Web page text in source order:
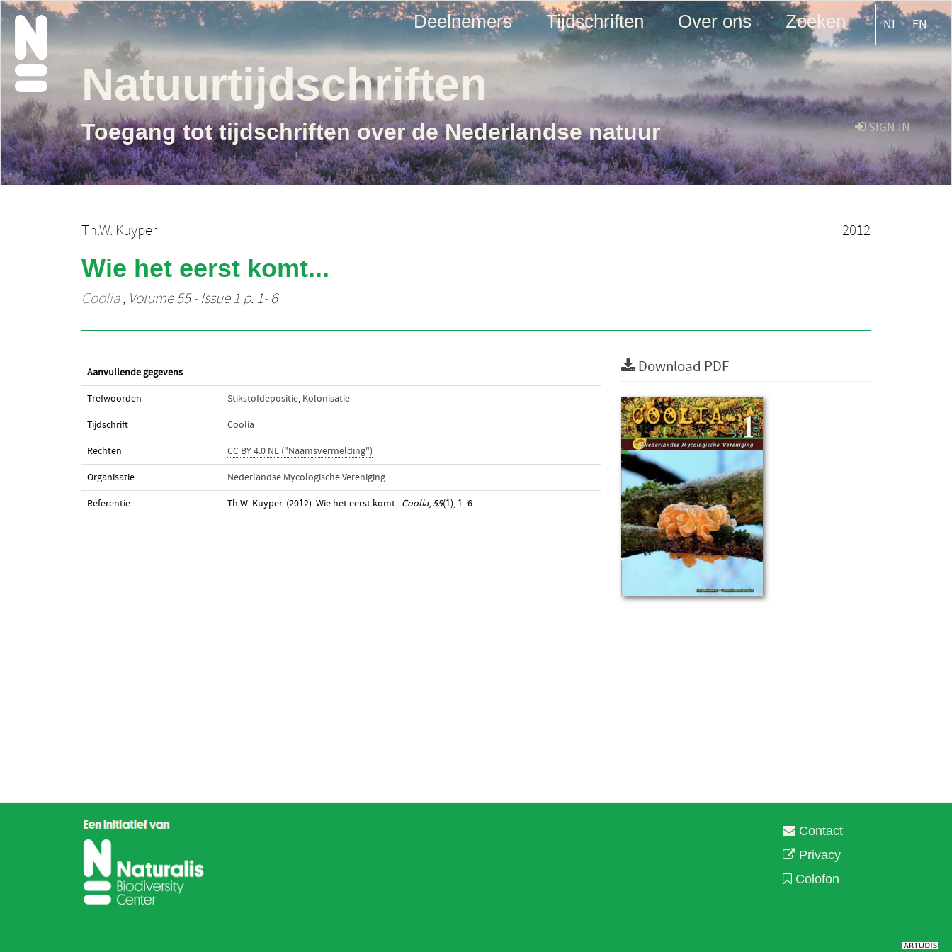
Deelnemers Tijdschriften Over ons Zoeken NL EN
SIGN IN
Natuurtijdschriften
Toegang tot tijdschriften over de Nederlandse natuur
Th.W. Kuyper 2012
Wie het eerst komt...
Coolia, Volume 55 - Issue 1 p. 1- 6
Aanvullende gegevens
Trefwoorden Stikstofdepositie, Kolonisatie
Tijdschrift Coolia
Rechten CC BY 4.0 NL ("Naamsvermelding")
Organisatie Nederlandse Mycologische Vereniging
Referentie Th.W. Kuyper. (2012). Wie het eerst komt.. Coolia,55(1), 1–6.
Download PDF
Contact
Privacy
Colofon